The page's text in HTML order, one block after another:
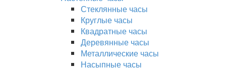
Стеклянные часы
Круглые часы
Квадратные часы
Деревянные часы
Металлические часы
Насыпные часы